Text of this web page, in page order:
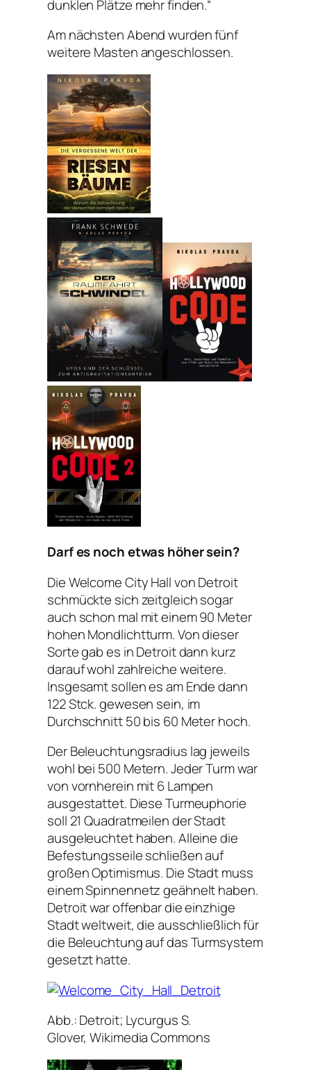
dunklen Plätze mehr finden.“
Am nächsten Abend wurden fünf
weitere Masten angeschlossen.
Darf es noch etwas höher sein?
Die Welcome City Hall von Detroit
schmückte sich zeitgleich sogar
auch schon mal mit einem 90 Meter
hohen Mondlichtturm. Von dieser
Sorte gab es in Detroit dann kurz
darauf wohl zahlreiche weitere.
Insgesamt sollen es am Ende dann
122 Stck. gewesen sein, im
Durchschnitt 50 bis 60 Meter hoch.
Der Beleuchtungsradius lag jeweils
wohl bei 500 Metern. Jeder Turm war
von vornherein mit 6 Lampen
ausgestattet. Diese Turmeuphorie
soll 21 Quadratmeilen der Stadt
ausgeleuchtet haben. Alleine die
Befestungsseile schließen auf
großen Optimismus. Die Stadt muss
einem Spinnennetz geähnelt haben.
Detroit war offenbar die einzhige
Stadt weltweit, die ausschließlich für
die Beleuchtung auf das Turmsystem
gesetzt hatte.
Abb.: Detroit; Lycurgus S.
Glover, Wikimedia Commons